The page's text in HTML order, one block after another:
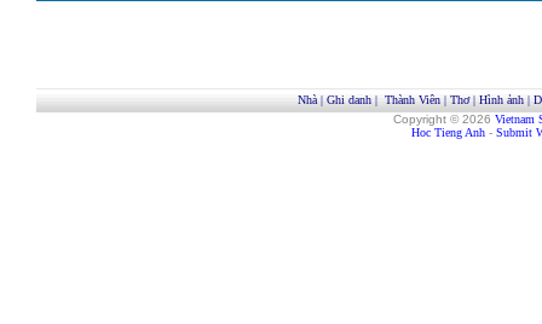
Nhà| Ghi danh| Thành Viên| Thơ| Hình ảnh|
Copyright © 2026 Vietnam
Hoc Tieng Anh - Submit